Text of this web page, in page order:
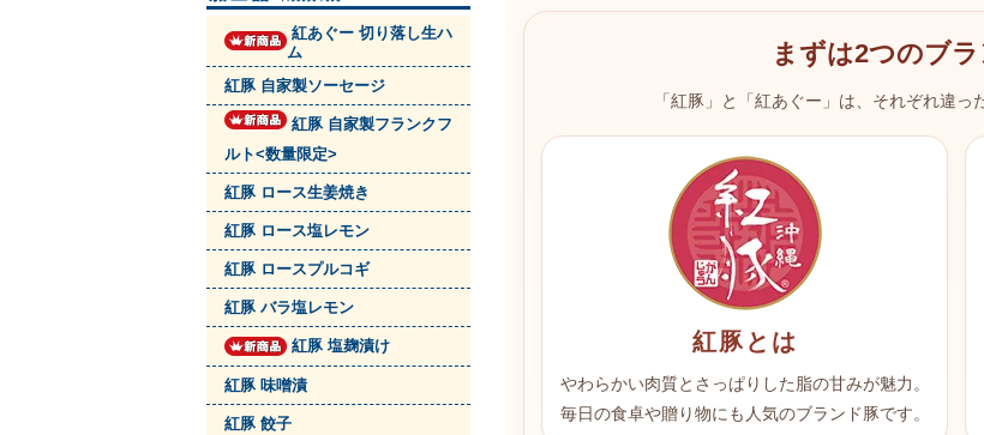
まずは2つのブ
「紅豚」と「紅あぐー」は、それぞれ違っ
紅豚とは
やわらかい肉質とさっぱりした脂の甘みが魅力。
毎日の食卓や贈り物にも人気のブランド豚です。
紅あぐー 切り落し生ハ
ム
紅豚 自家製ソーセージ
紅豚 自家製フランクフ
ルト<数量限定>
紅豚 ロース生姜焼き
紅豚 ロース塩レモン
紅豚 ロースプルコギ
紅豚 バラ塩レモン
紅豚 塩麹漬け
紅豚 味噌漬
紅豚 餃子